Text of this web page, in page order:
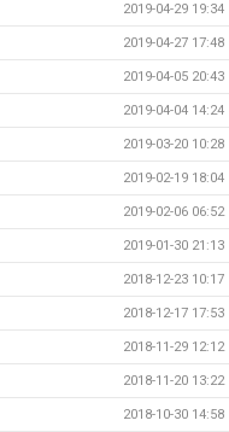
2019-04-29 19:34
2019-04-27 17:48
2019-04-05 20:43
2019-04-04 14:24
2019-03-20 10:28
2019-02-19 18:04
2019-02-06 06:52
2019-01-30 21:13
2018-12-23 10:17
2018-12-17 17:53
2018-11-29 12:12
2018-11-20 13:22
2018-10-30 14:58